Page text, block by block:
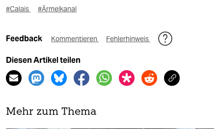
#Calais
#Ärmelkanal
Feedback Kommentieren Fehlerhinweis
Diesen Artikel teilen
Mehr zum Thema